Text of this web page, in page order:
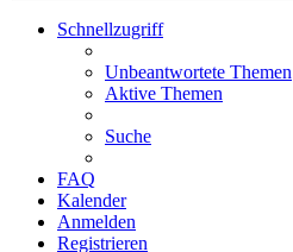
Schnellzugriff
Unbeantwortete Themen
Aktive Themen
Suche
FAQ
Kalender
Anmelden
Registrieren